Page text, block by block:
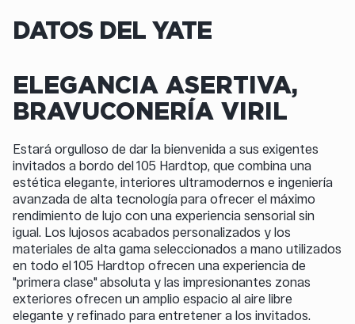
DATOS DEL YATE
ELEGANCIA ASERTIVA,
BRAVUCONERÍA VIRIL
Estará orgulloso de dar la bienvenida a sus exigentes
invitados a bordo del 105 Hardtop, que combina una
estética elegante, interiores ultramodernos e ingeniería
avanzada de alta tecnología para ofrecer el máximo
rendimiento de lujo con una experiencia sensorial sin
igual. Los lujosos acabados personalizados y los
materiales de alta gama seleccionados a mano utilizados
en todo el 105 Hardtop ofrecen una experiencia de
"primera clase" absoluta y las impresionantes zonas
exteriores ofrecen un amplio espacio al aire libre
elegante y refinado para entretener a los invitados.